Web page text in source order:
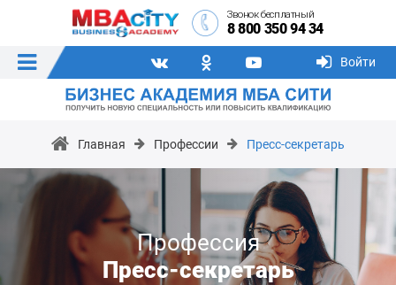
Звонок бесплатный
8 800 350 94 34
Войти
Главная Профессии Пресс-секретарь
Профессия
Пресс-секретарь